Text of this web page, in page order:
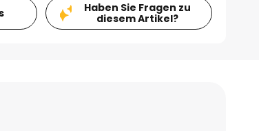
Haben Sie Fragen zu
diesem Artikel?